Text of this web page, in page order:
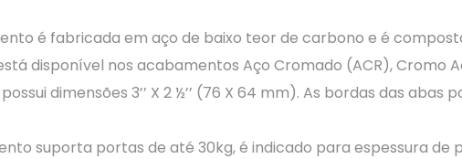
é fabricada em aço de baixo teor de carbono e é
disponível nos acabamentos Aço Cromado (ACR), Cromo
dimensões 3’’ X 2 ½’’ (76 X 64 mm). As bordas das
suporta portas de até 30kg, é indicado para espessura de